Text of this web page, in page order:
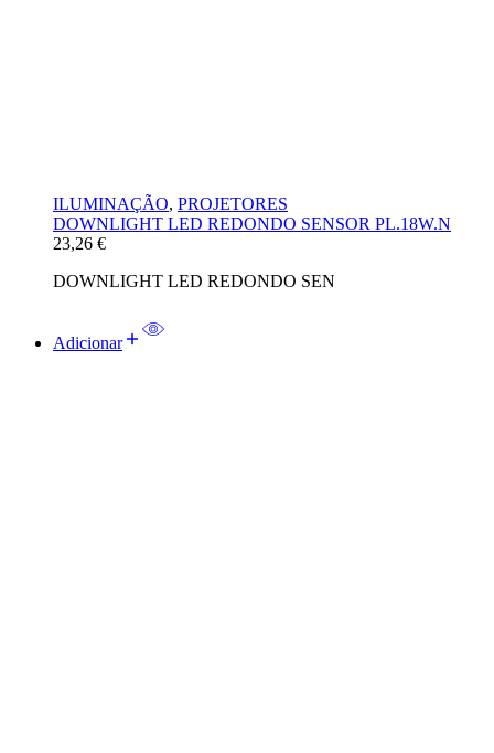
ILUMINAÇÃO, PROJETORES
DOWNLIGHT LED REDONDO SENSOR PL.18W.N
23,26 €
DOWNLIGHT LED REDONDO SEN
Adicionar